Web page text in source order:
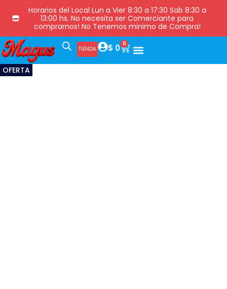
Horarios del Local Lun a Vier 8:30 a 17:30 Sab 8:30 a
13:00 hs. No necesita ser Comerciante para
comprarnos! No Tenemos minimo de Compra!
TIENDA $ 0 0
OFERTA